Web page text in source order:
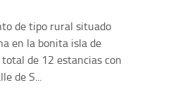
de tipo rural situado
en la bonita isla de
de 12 estancias con
de S...